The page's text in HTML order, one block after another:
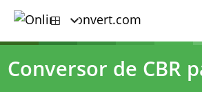
Conversor de CBR